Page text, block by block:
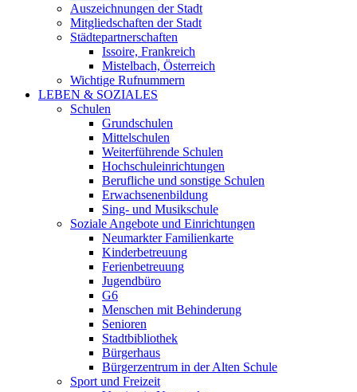
Auszeichnungen der Stadt
Mitgliedschaften der Stadt
Städtepartnerschaften
Issoire, Frankreich
Mistelbach, Österreich
Wichtige Rufnummern
LEBEN & SOZIALES
Schulen
Grundschulen
Mittelschulen
Weiterführende Schulen
Hochschuleinrichtungen
Berufliche und sonstige Schulen
Erwachsenenbildung
Sing- und Musikschule
Soziale Angebote und Einrichtungen
Neumarkter Familienkarte
Kinderbetreuung
Ferienbetreuung
Jugendbüro
G6
Menschen mit Behinderung
Senioren
Stadtbibliothek
Bürgerhaus
Bürgerzentrum in der Alten Schule
Sport und Freizeit